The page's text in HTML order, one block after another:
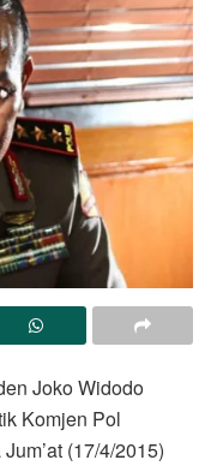
Joko Widodo
Komjen Pol
(17/4/2015)